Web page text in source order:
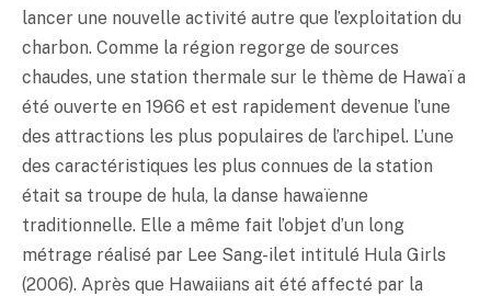
lancer une nouvelle activité autre que l’exploitation du
charbon. Comme la région regorge de sources
chaudes, une station thermale sur le thème de Hawaï a
été ouverte en 1966 et est rapidement devenue l’une
des attractions les plus populaires de l’archipel. L’une
des caractéristiques les plus connues de la station
était sa troupe de hula, la danse hawaïenne
traditionnelle. Elle a même fait l’objet d’un long
métrage réalisé par Lee Sang-ilet intitulé Hula Girls
(2006). Après que Hawaiians ait été affecté par la